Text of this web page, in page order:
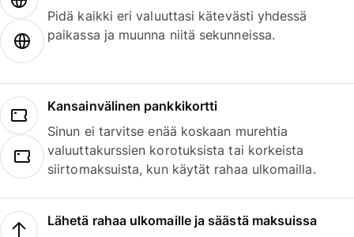
Pidä kaikki eri valuuttasi kätevästi yhdessä
paikassa ja muunna niitä sekunneissa.
Kansainvälinen pankkikortti
Sinun ei tarvitse enää koskaan murehtia
valuuttakurssien korotuksista tai korkeista
siirtomaksuista, kun käytät rahaa ulkomailla.
Lähetä rahaa ulkomaille ja säästä maksuissa